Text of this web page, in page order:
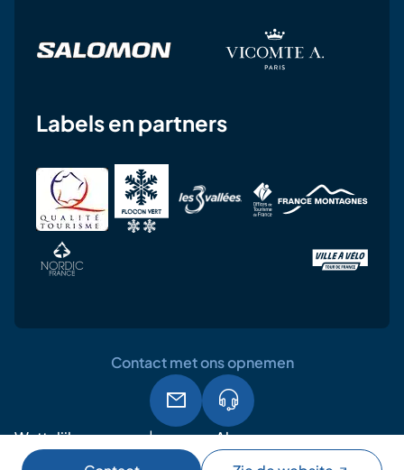
Labels en partners
Wettelijke
vermeldingen
AVG
Algemene
Contact met ons opnemen